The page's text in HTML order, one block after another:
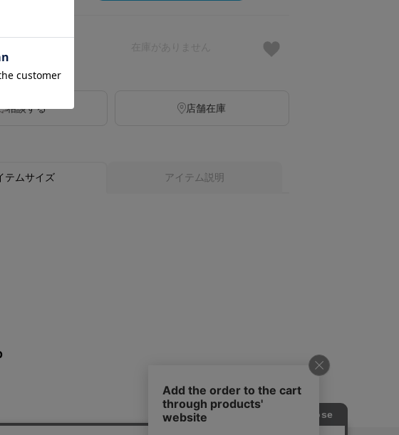
相談する 店舗在庫
テムサイズ アイテム説明